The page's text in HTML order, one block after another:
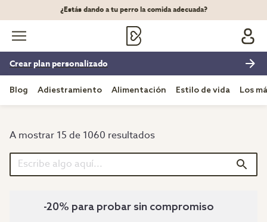
¿Estás dando a tu perro la comida adecuada?
Crear plan personalizado
Blog Adiestramiento Alimentación Estilo de vida Los
A mostrar 15 de 1060 resultados
-20% para probar sin compromiso